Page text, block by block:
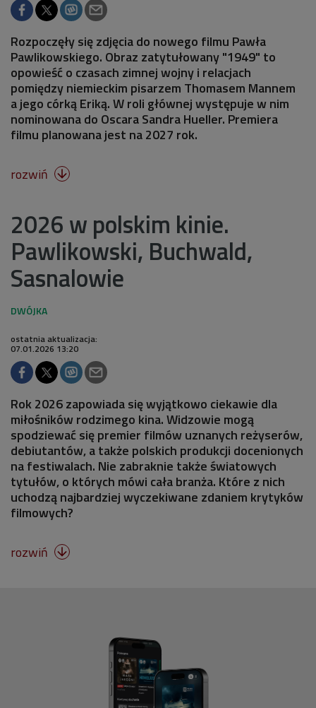
Rozpoczęły się zdjęcia do nowego filmu Pawła
Pawlikowskiego. Obraz zatytułowany "1949" to
opowieść o czasach zimnej wojny i relacjach
pomiędzy niemieckim pisarzem Thomasem Mannem
a jego córką Eriką. W roli głównej występuje w nim
nominowana do Oscara Sandra Hueller. Premiera
filmu planowana jest na 2027 rok.
rozwiń 
2026 w polskim kinie.
Pawlikowski, Buchwald,
Sasnalowie
ostatnia aktualizacja:
07.01.2026 13:20
Rok 2026 zapowiada się wyjątkowo ciekawie dla
miłośników rodzimego kina. Widzowie mogą
spodziewać się premier filmów uznanych reżyserów,
debiutantów, a także polskich produkcji docenionych
na festiwalach. Nie zabraknie także światowych
tytułów, o których mówi cała branża. Które z nich
uchodzą najbardziej wyczekiwane zdaniem krytyków
filmowych?
rozwiń 